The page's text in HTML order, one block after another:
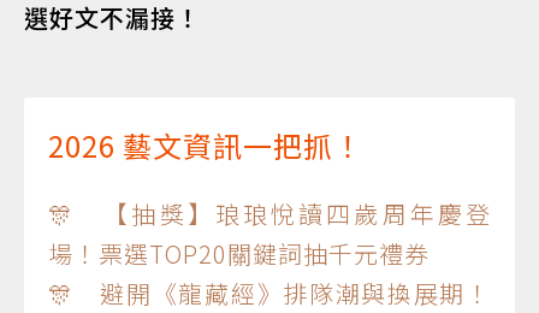
選好文不漏接！
2026 藝文資訊一把抓！
🎊 【抽獎】琅琅悅讀四歲周年慶登
場！票選TOP20關鍵詞抽千元禮券
🎊 避開《龍藏經》排隊潮與換展期！